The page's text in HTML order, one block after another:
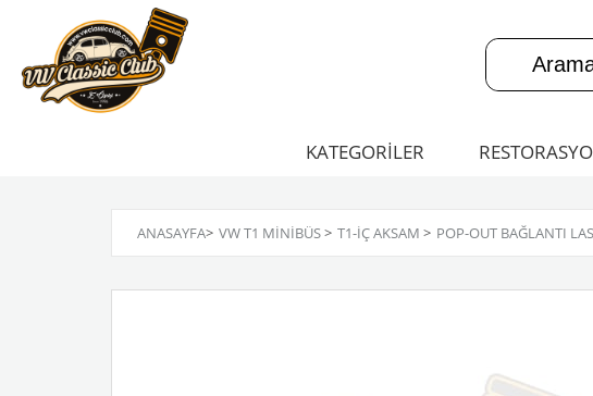
KATEGORİLER
ANASAYFA> VW T1 MINIBÜS> T1-İÇ AKSAM > POP-OUT BAĞLANTI